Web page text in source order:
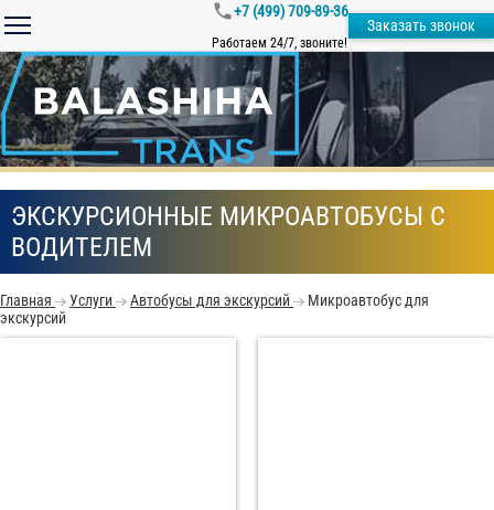
+7 (499) 709-89-36
Работаем 24/7, звоните!
Заказать звонок
ЭКСКУРСИОННЫЕ МИКРОАВТОБУСЫ С
ВОДИТЕЛЕМ
Главная Услуги Автобусы для экскурсий
Микроавтобус для
экскурсий